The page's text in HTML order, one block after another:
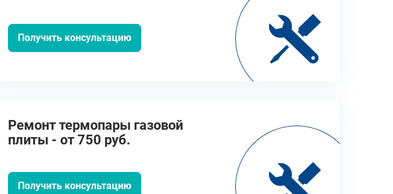
Получить консультацию
Ремонт термопары газовой
плиты - от 750 руб.
Получить консультацию